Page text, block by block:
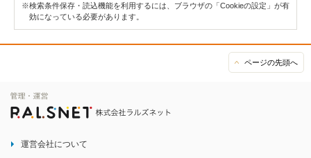
※検索条件保存・読込機能を利用するには、ブラウザの「Cookieの設定」が有
効になっている必要があります。
ページの先頭へ
運営会社について